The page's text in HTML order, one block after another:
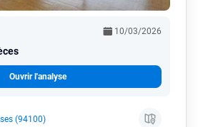
10/03/2026
Ouvrir l'analyse
(94100)